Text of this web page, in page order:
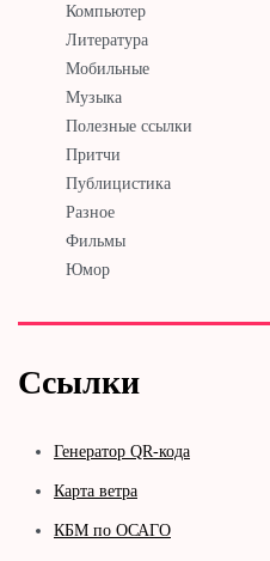
Компьютер
Литература
Мобильные
Музыка
Полезные ссылки
Притчи
Публицистика
Разное
Фильмы
Юмор
Ссылки
Генератор QR-кода
Карта ветра
КБМ по ОСАГО